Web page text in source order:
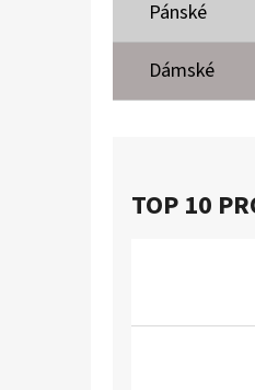
Pánské
Dámské
TOP 10
MUSTANG PÁSEK